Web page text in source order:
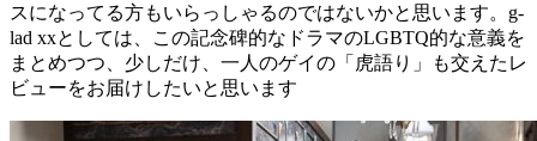
スになってる方もいらっしゃるのではないかと思います。g-
lad xxとしては、この記念碑的なドラマのLGBTQ的な意義を
まとめつつ、少しだけ、一人のゲイの「虎語り」も交えたレ
ビューをお届けしたいと思います